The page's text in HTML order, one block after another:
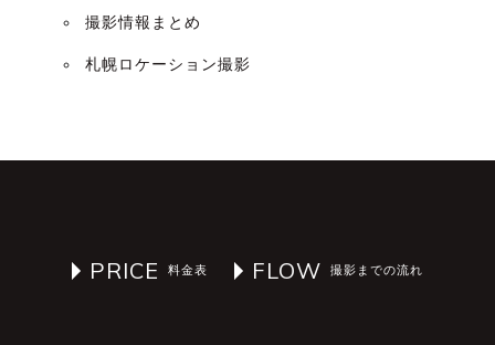
撮影情報まとめ
札幌ロケーション撮影
PRICE FLOW